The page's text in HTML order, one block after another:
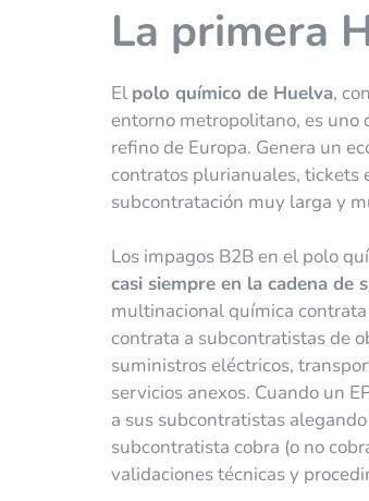
La primera
El polo químico de Huelva,
entorno metropolitano, es uno
refino de Europa. Genera un
contratos plurianuales, tickets
subcontratación muy larga y
Los impagos B2B en el polo
casi siempre en la cadena de
multinacional química
contrata a subcontratistas de
suministros eléctricos,
servicios anexos. Cuando un
a sus subcontratistas
subcontratista cobra (o no
validaciones técnicas y